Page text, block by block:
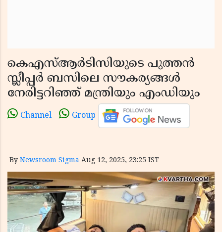
കെഎസ്ആർടിസിയുടെ പുത്തൻ
സ്ലീപ്പർ ബസിലെ സൗകര്യങ്ങൾ
നേരിട്ടറിഞ്ഞ് മന്ത്രിയും എംഡിയും
Channel Group
By Newsroom Sigma Aug 12, 2025, 23:25 IST